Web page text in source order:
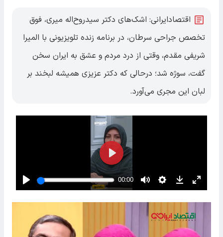
اقتصادایرانی: اشک‌های دکتر سیدروح‌اله میری، فوق
تخصص جراحی سرطان، در برنامه زنده تلویزیونی با المیرا
شریفی مقدم، وقتی از درد مردم و عشق به ایران سخن
گفت، سوژه شد؛ درحالی‌ که دکتر عزیزی همیشه لبخند بر
لبان این مجری می‌آورد.